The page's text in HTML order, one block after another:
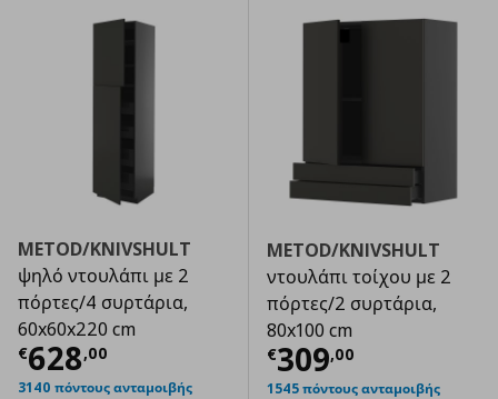
METOD/KNIVSHULT
ψηλό ντουλάπι με 2
πόρτες/4 συρτάρια,
60x60x220 cm
€628,00
Τρέχουσα τιμή € 628,00
3140 πόντους ανταμοιβής
METOD/KNIVSHULT
ντουλάπι τοίχου με 2
πόρτες/2 συρτάρια,
80x100 cm
€309,00
Τρέχουσα
1545 πόντους ανταμοιβής